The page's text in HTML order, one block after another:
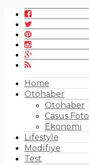
Home
Otohaber
Otohaber
Casus Foto
Ekonomi
Lifestyle
Modifiye
Test